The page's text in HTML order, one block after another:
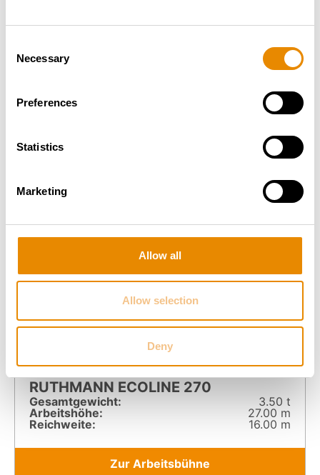
Selection
Necessary
Preferences
Statistics
Marketing
Allow all
Allow selection
Deny
RUTHMANN T 300 XS
7.49 t
Arbeitshöhe:
30.00 m
Reichweite:
23.00 m
RUTHMANN ECOLINE 270
Gesamt­gewicht:
3.50 t
Arbeitshöhe:
27.00 m
Reichweite:
16.00 m
Zur Arbeitsbühne